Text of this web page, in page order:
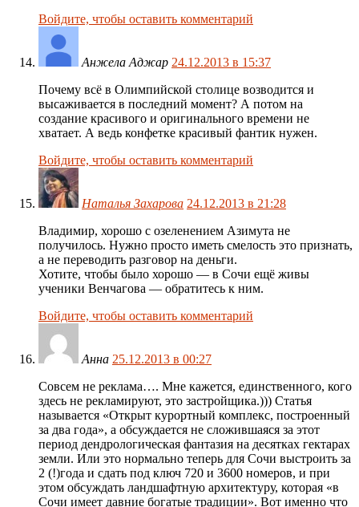
Войдите, чтобы оставить комментарий
Анжела Аджар 24.12.2013 в 15:37
Почему всё в Олимпийской столице возводится и
высаживается в последний момент? А потом на
создание красивого и оригинального времени не
хватает. А ведь конфетке красивый фантик нужен.
Войдите, чтобы оставить комментарий
Наталья Захарова 24.12.2013 в 21:28
Владимир, хорошо с озеленением Азимута не
получилось. Нужно просто иметь смелость это признать,
а не переводить разговор на деньги.
Хотите, чтобы было хорошо — в Сочи ещё живы
ученики Венчагова — обратитесь к ним.
Войдите, чтобы оставить комментарий
Анна 25.12.2013 в 00:27
Совсем не реклама…. Мне кажется, единственного, кого
здесь не рекламируют, это застройщика.))) Статья
называется «Открыт курортный комплекс, построенный
за два года», а обсуждается не сложившаяся за этот
период дендрологическая фантазия на десятках гектарах
земли. Или это нормально теперь для Сочи выстроить за
2 (!)года и сдать под ключ 720 и 3600 номеров, и при
этом обсуждать ландшафтную архитектуру, которая «в
Сочи имеет давние богатые традиции». Вот именно что